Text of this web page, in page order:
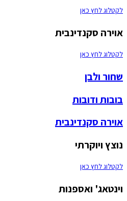
לקטלוג לחץ כאן
אוירה סקנדינבית
לקטלוג לחץ כאן
שחור ולבן
בובות ודובות
אוירה סקנדינבית
נוצץ ויוקרתי
לקטלוג לחץ כאן
וינטאג' ואספנות